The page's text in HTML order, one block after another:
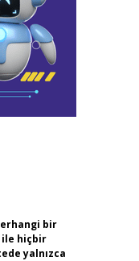
bir
ile hiçbir
yalnızca